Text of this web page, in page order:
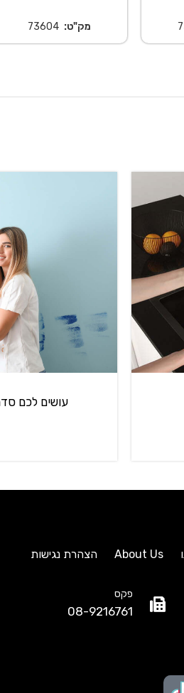
מק"ט: 73604
עושים לכם
About Us הצהרת נגישות
פקס
08-9216761